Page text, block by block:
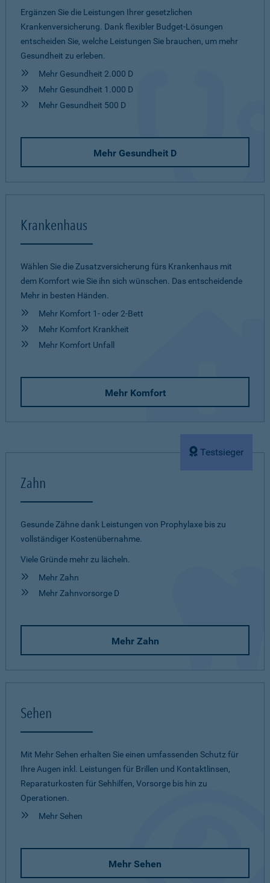
Ergänzen Sie die Leistungen Ihrer gesetzlichen
Krankenversicherung. Dank flexibler Budget-Lösungen
entscheiden Sie, welche Leistungen Sie brauchen, um mehr
Gesundheit zu erleben.
Mehr Gesundheit 2.000 D
Mehr Gesundheit 1.000 D
Mehr Gesundheit 500 D
Mehr Gesundheit D
Krankenhaus
Wählen Sie die Zusatzversicherung fürs Krankenhaus mit
dem Komfort wie Sie ihn sich wünschen. Das entscheidende
Mehr in besten Händen.
Mehr Komfort 1- oder 2-Bett
Mehr Komfort Krankheit
Mehr Komfort Unfall
Mehr Komfort
Testsieger
Zahn
Gesunde Zähne dank Leistungen von Prophylaxe bis zu
vollständiger Kostenübernahme.
Viele Gründe mehr zu lächeln.
Mehr Zahn
Mehr Zahnvorsorge D
Mehr Zahn
Sehen
Mit Mehr Sehen erhalten Sie einen umfassenden Schutz für
Ihre Augen inkl. Leistungen für Brillen und Kontaktlinsen,
Reparaturkosten für Sehhilfen, Vorsorge bis hin zu
Operationen.
Mehr Sehen
Mehr Sehen